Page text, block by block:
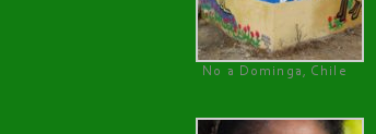
No a Dominga, Chile